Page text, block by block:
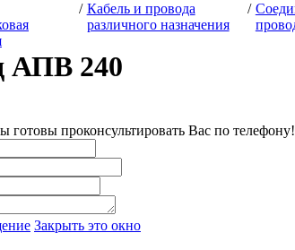
/ Кабель и провода
различного назначения
/
АПВ 240
готовы проконсультировать Вас по телефону!
Закрыть это окно